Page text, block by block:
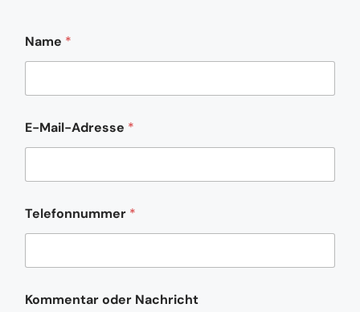
Name *
E-Mail-Adresse *
Telefonnummer *
E
Kommentar oder Nachricht